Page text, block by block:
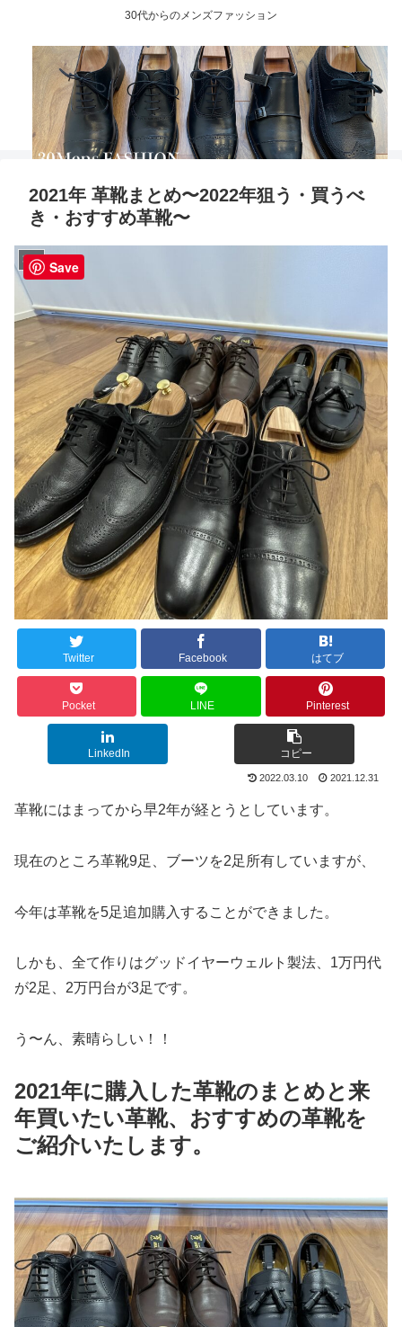
30代からのメンズファッション
2021年 革靴まとめ〜2022年狙う・買うべ
き・おすすめ革靴〜
革靴
Twitter Facebook はてブ
Pocket LINE Pinterest
LinkedIn コピー
2022.03.10 2021.12.31
革靴にはまってから早2年が経とうとしています。
現在のところ革靴9足、ブーツを2足所有していますが、
今年は革靴を5足追加購入することができました。
しかも、全て作りはグッドイヤーウェルト製法、1万円代
が2足、2万円台が3足です。
う〜ん、素晴らしい！！
2021年に購入した革靴のまとめと来
年買いたい革靴、おすすめの革靴を
ご紹介いたします。
Save